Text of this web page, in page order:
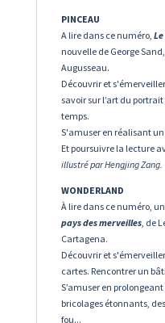
PINCEAU
A lire dans ce numéro,
nouvelle de George
Augusseau.
Découvrir et
savoir sur l’art du
temps.
S'amuser en réalisant
Et poursuivre la lecture
illustré par Hengjing Zang.
WONDERLAND
À lire dans ce numéro,
pays des merveilles, de
Cartagena.
Découvrir et
cartes. Rencontrer un
S’amuser en
bricolages étonnants,
fou...